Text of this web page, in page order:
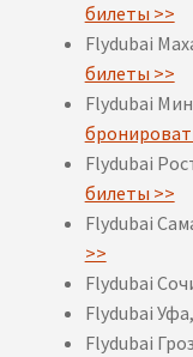
билеты >>
Flydubai
билеты >>
Flydubai
Flydubai
билеты >>
Flydubai
>>
Flydubai
Flydubai Уфа,
Flydubai